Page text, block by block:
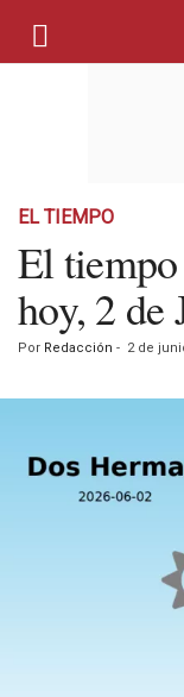
EL TIEMPO
El
hoy, 2 de
Por Redacción - 2 de